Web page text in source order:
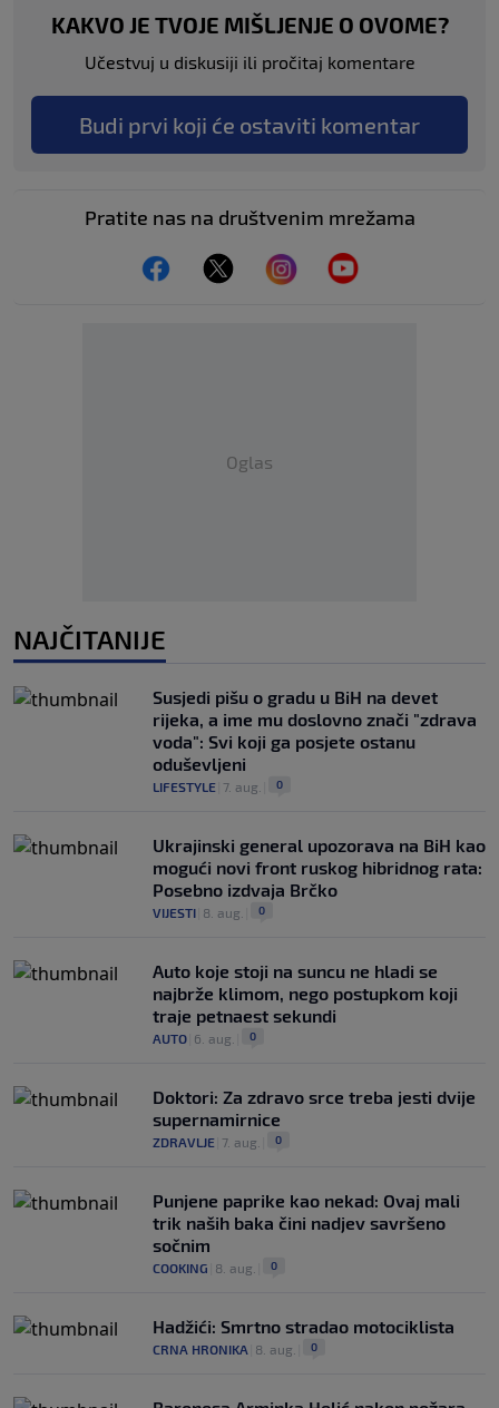
KAKVO JE TVOJE MIŠLJENJE O OVOME?
Učestvuj u diskusiji ili pročitaj komentare
Budi prvi koji će ostaviti komentar
Pratite nas na društvenim mrežama
Oglas
NAJČITANIJE
Susjedi pišu o gradu u BiH na devet
rijeka, a ime mu doslovno znači "zdrava
voda": Svi koji ga posjete ostanu
oduševljeni
LIFESTYLE 7. aug. 0
Ukrajinski general upozorava na BiH kao
mogući novi front ruskog hibridnog rata:
Posebno izdvaja Brčko
VIJESTI 8. aug. 0
Auto koje stoji na suncu ne hladi se
najbrže klimom, nego postupkom koji
traje petnaest sekundi
AUTO 6. aug. 0
Doktori: Za zdravo srce treba jesti dvije
supernamirnice
ZDRAVLJE 7. aug. 0
Punjene paprike kao nekad: Ovaj mali
trik naših baka čini nadjev savršeno
sočnim
COOKING 8. aug. 0
Hadžići: Smrtno stradao motociklista
CRNA HRONIKA 8. aug. 0